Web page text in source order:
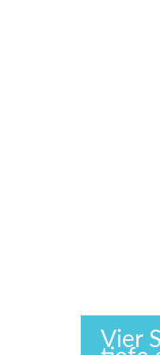
Vier